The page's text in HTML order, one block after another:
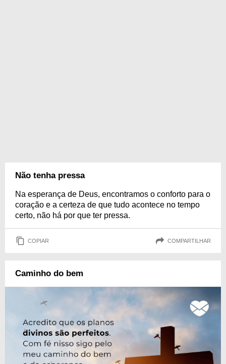
Não tenha pressa
Na esperança de Deus, encontramos o conforto para o
coração e a certeza de que tudo acontece no tempo
certo, não há por que ter pressa.
COPIAR COMPARTILHAR
Caminho do bem